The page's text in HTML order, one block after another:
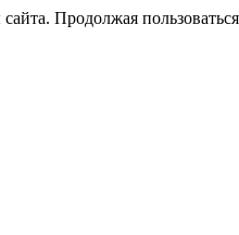
Продолжая